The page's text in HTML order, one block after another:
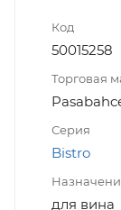
Код
50015258
Торговая
Серия
Bistro
для вина